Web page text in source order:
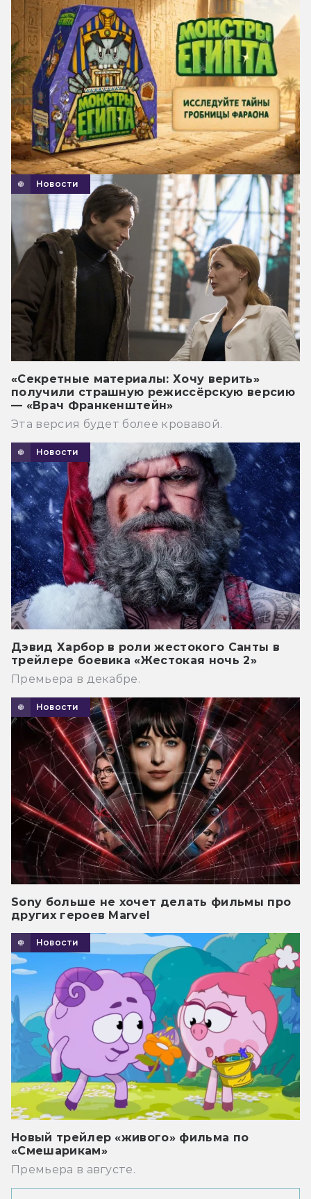
Новости
«Секретные материалы: Хочу верить»
получили страшную режиссёрскую версию
— «Врач Франкенштейн»
Эта версия будет более кровавой.
Новости
Дэвид Харбор в роли жестокого Санты в
трейлере боевика «Жестокая ночь 2»
Премьера в декабре.
Новости
Sony больше не хочет делать фильмы про
других героев Marvel
Новости
Новый трейлер «живого» фильма по
«Смешарикам»
Премьера в августе.